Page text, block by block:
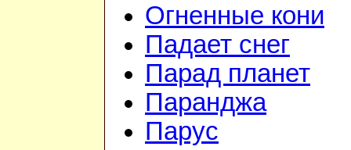
Огненные кони
Падает снег
Парад планет
Паранджа
Парус